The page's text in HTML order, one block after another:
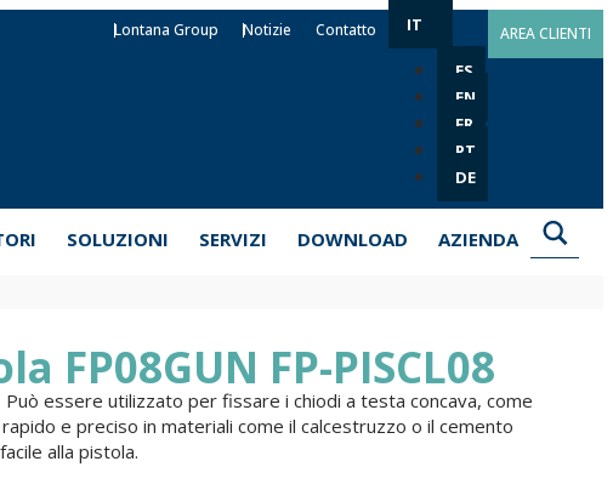
Lontana Group Notizie Contatto IT
ES
EN
FR
PT
DE
AREA CLIENTI
SOLUZIONI SERVIZI DOWNLOAD AZIENDA
FP08GUN FP-PISCL08
essere utilizzato per fissare i chiodi a testa concava, come
e preciso in materiali come il calcestruzzo o il cemento
alla pistola.